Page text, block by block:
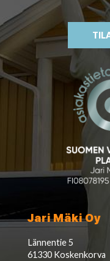
Jari Mäki Oy
Lännentie 5
61330 Koskenkorva